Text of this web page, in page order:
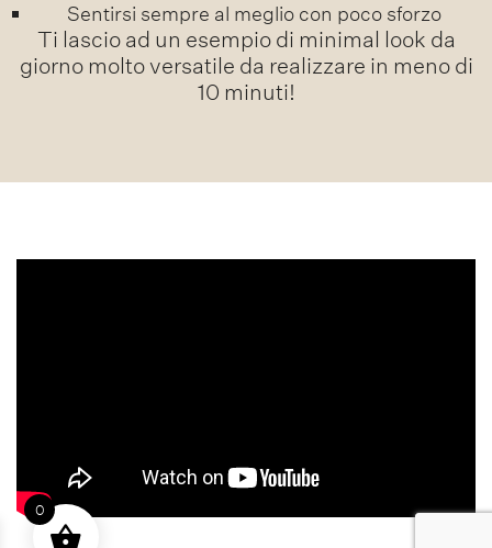
Sentirsi sempre al meglio con poco sforzo
Ti lascio ad un esempio di minimal look da
giorno molto versatile da realizzare in meno di
10 minuti!
0